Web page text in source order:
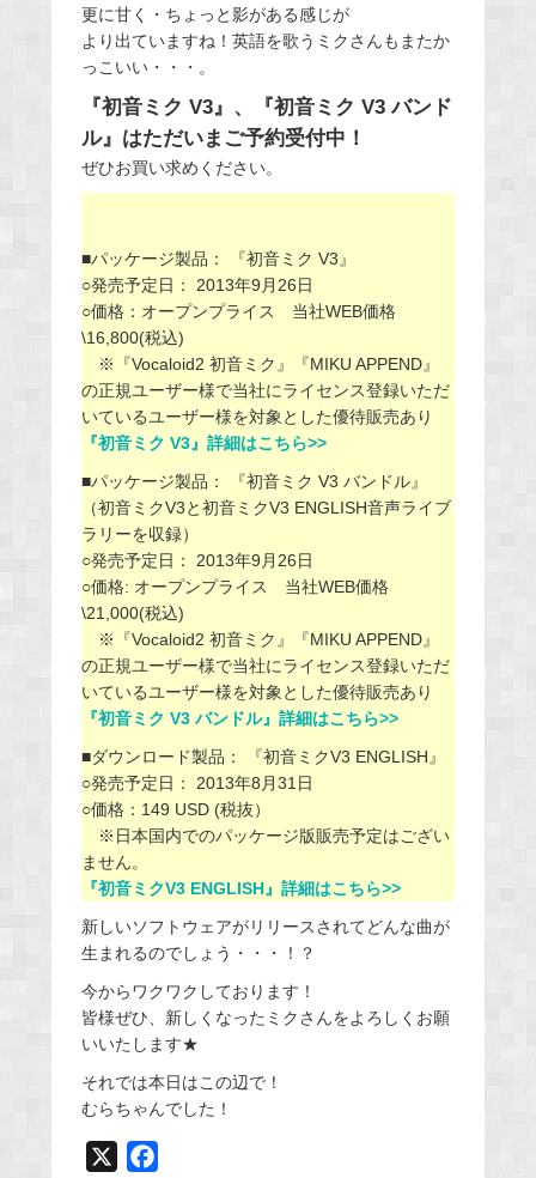
更に甘く・ちょっと影がある感じが
より出ていますね！英語を歌うミクさんもまたか
っこいい・・・。
『初音ミク V3』、『初音ミク V3 バンド
ル』はただいまご予約受付中！
ぜひお買い求めください。
■パッケージ製品： 『初音ミク V3』
○発売予定日： 2013年9月26日
○価格：オープンプライス 当社WEB価格
\16,800(税込)
※『Vocaloid2 初音ミク』『MIKU APPEND』
の正規ユーザー様で当社にライセンス登録いただ
いているユーザー様を対象とした優待販売あり
『初音ミク V3』詳細はこちら>>
■パッケージ製品： 『初音ミク V3 バンドル』
（初音ミクV3と初音ミクV3 ENGLISH音声ライブ
ラリーを収録）
○発売予定日： 2013年9月26日
○価格: オープンプライス 当社WEB価格
\21,000(税込)
※『Vocaloid2 初音ミク』『MIKU APPEND』
の正規ユーザー様で当社にライセンス登録いただ
いているユーザー様を対象とした優待販売あり
『初音ミク V3 バンドル』詳細はこちら>>
■ダウンロード製品： 『初音ミクV3 ENGLISH』
○発売予定日： 2013年8月31日
○価格：149 USD (税抜）
※日本国内でのパッケージ版販売予定はござい
ません。
『初音ミクV3 ENGLISH』詳細はこちら>>
新しいソフトウェアがリリースされてどんな曲が
生まれるのでしょう・・・！？
今からワクワクしております！
皆様ぜひ、新しくなったミクさんをよろしくお願
いいたします★
それでは本日はこの辺で！
むらちゃんでした！